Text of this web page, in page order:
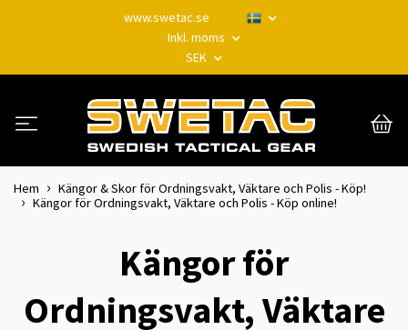
www.swetac.se
Inkl. moms
SEK
Hem
Kängor & Skor för Ordningsvakt, Väktare och Polis - Köp!
Kängor för Ordningsvakt, Väktare och Polis - Köp online!
Kängor för
Ordningsvakt, Väktare